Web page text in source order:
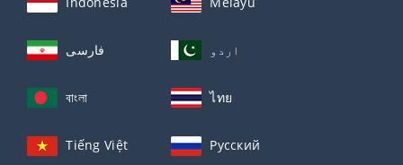
فارسی اردو
বাংলা ไทย
Tiếng Việt Русский